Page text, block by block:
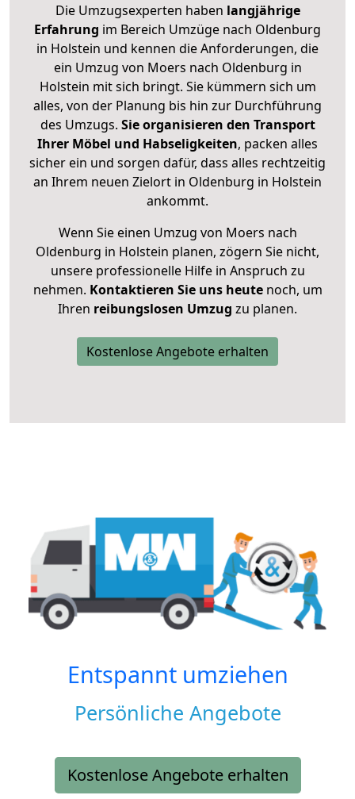
Die Umzugsexperten haben langjährige
Erfahrung im Bereich Umzüge nach Oldenburg
in Holstein und kennen die Anforderungen, die
ein Umzug von Moers nach Oldenburg in
Holstein mit sich bringt. Sie kümmern sich um
alles, von der Planung bis hin zur Durchführung
des Umzugs. Sie organisieren den Transport
Ihrer Möbel und Habseligkeiten, packen alles
sicher ein und sorgen dafür, dass alles rechtzeitig
an Ihrem neuen Zielort in Oldenburg in Holstein
ankommt.
Wenn Sie einen Umzug von Moers nach
Oldenburg in Holstein planen, zögern Sie nicht,
unsere professionelle Hilfe in Anspruch zu
nehmen. Kontaktieren Sie uns heutenoch, um
Ihren reibungslosen Umzug zu planen.
Kostenlose Angebote erhalten
Entspannt umziehen
Persönliche Angebote
Kostenlose Angebote erhalten